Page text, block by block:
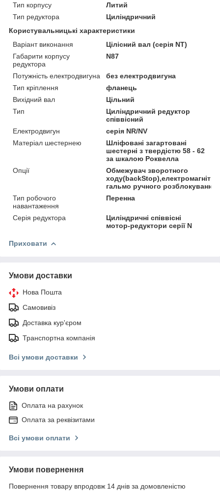
Тип корпусу
Литий
Тип редуктора
Циліндричний
Користувальницькі характеристики
Варіант виконання
Цілісний вал (серія NT)
Габарити корпусу
редуктора
N87
Потужність електродвигуна
без електродвигуна
Тип кріплення
фланець
Вихідний вал
Цільний
Тип
Циліндричний редуктор
співвісний
Електродвигун
серія NR/NV
Матеріал шестернею
Шліфовані загартовані
шестерні з твердістю 58 - 62
за шкалою Роквелла
Опції
Обмежувач зворотного
гальмо ручного
Тип робочого
навантаження
Перенна
Серія редуктора
Циліндричні співвісні
мотор-редуктори серії N
Приховати
Умови доставки
Нова Пошта
Самовивіз
Доставка кур'єром
Транспортна компанія
Всі умови доставки
Умови оплати
Оплата на рахунок
Оплата за реквізитами
Всі умови оплати
Умови повернення
Повернення товару впродовж 14 днів за домовленістю